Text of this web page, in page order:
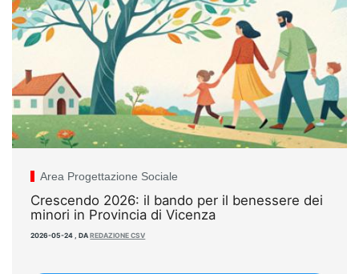
Area Progettazione Sociale
Crescendo 2026: il bando per il benessere dei
minori in Provincia di Vicenza
2026-05-24 ,DAREDAZIONE CSV